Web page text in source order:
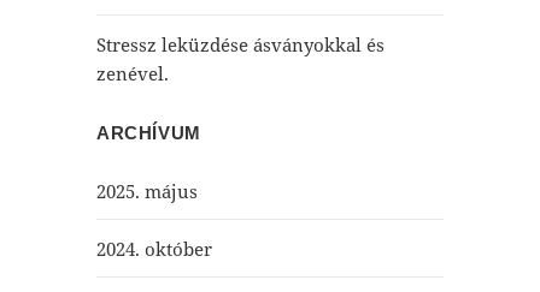
Stressz leküzdése ásványokkal és
zenével.
ARCHÍVUM
2025. május
2024. október